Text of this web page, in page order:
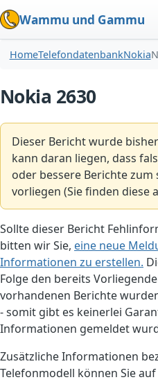
Wammu und Gammu
HomeTelefondatenbankNokia
Nokia 2630
Dieser Bericht wurde
kann daran liegen, dass
oder bessere Berichte zum
vorliegen (Sie finden diese
Sollte dieser Bericht
bitten wir Sie, eine neue
Informationen zu erstellen.
Folge den bereits
vorhandenen Berichte
- somit gibt es keinerlei
Informationen gemeldet
Zusätzliche Informationen
Telefonmodell können Sie